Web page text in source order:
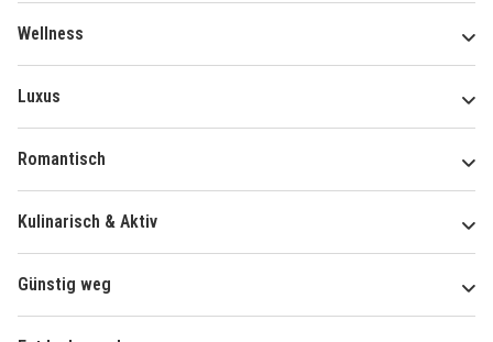
Wellness
Luxus
Romantisch
Kulinarisch & Aktiv
Günstig weg